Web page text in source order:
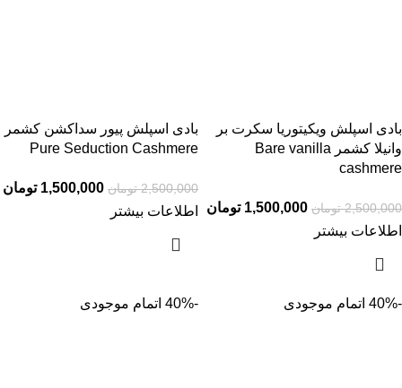
بادی اسپلش ویکیتوریا سکرت بر
وانیلا کشمر Bare vanilla
cashmere
2,500,000 تومان 1,500,000 تومان
اطلاعات بیشتر
بادی اسپلش پیور سداکشن کشمر
Pure Seduction Cashmere
2,500,000 تومان 1,500,000 تومان
اطلاعات بیشتر
-40% اتمام موجودی -40% اتمام موجودی